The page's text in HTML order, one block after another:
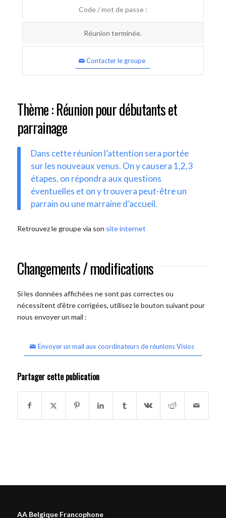
Code / mot de passe :
Réunion terminée.
Contacter le groupe
Thème : Réunion pour débutants et
parrainage
Dans cette réunion l’attention sera portée
sur les nouveaux venus. On y causera 1,2,3
étapes, on répondra aux questions
éventuelles et on y trouvera peut-être un
parrain ou une marraine d’accueil.
Retrouvez le groupe via son site internet
Changements / modifications
Si les données affichées ne sont pas correctes ou
nécessitent d'être corrigées, utilisez le bouton suivant pour
nous envoyer un mail :
Envoyer un mail aux coordinateurs de réunions Visios
Partager cette publication
AA Belgique Francophone